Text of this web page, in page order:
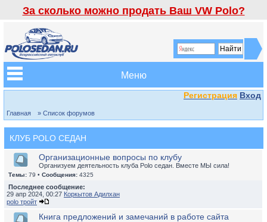
За сколько можно продать Ваш VW Polo?
Меню
Регистрация Вход
Главная » Список форумов
КЛУБ POLO СЕДАН
Организационные вопросы по клубу
Организуем деятельность клуба Polo седан. Вместе МЫ сила!
Темы: 79 • Сообщения: 4325
Последнее сообщение:
29 апр 2024, 00:27 Коркытов Адилхан
polo тройт
Книга предложений и замечаний в работе сайта